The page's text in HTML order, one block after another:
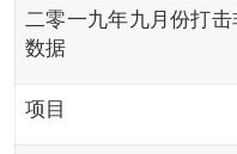
二零一九年九月份打
数据
项目